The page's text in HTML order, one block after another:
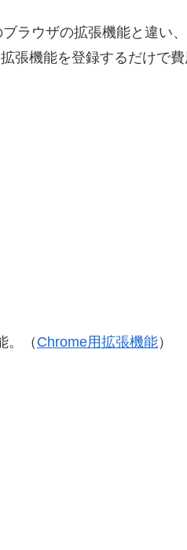
ラウザの拡張機能と違い
張機能を登録するだけで
。（Chrome用拡張機能）